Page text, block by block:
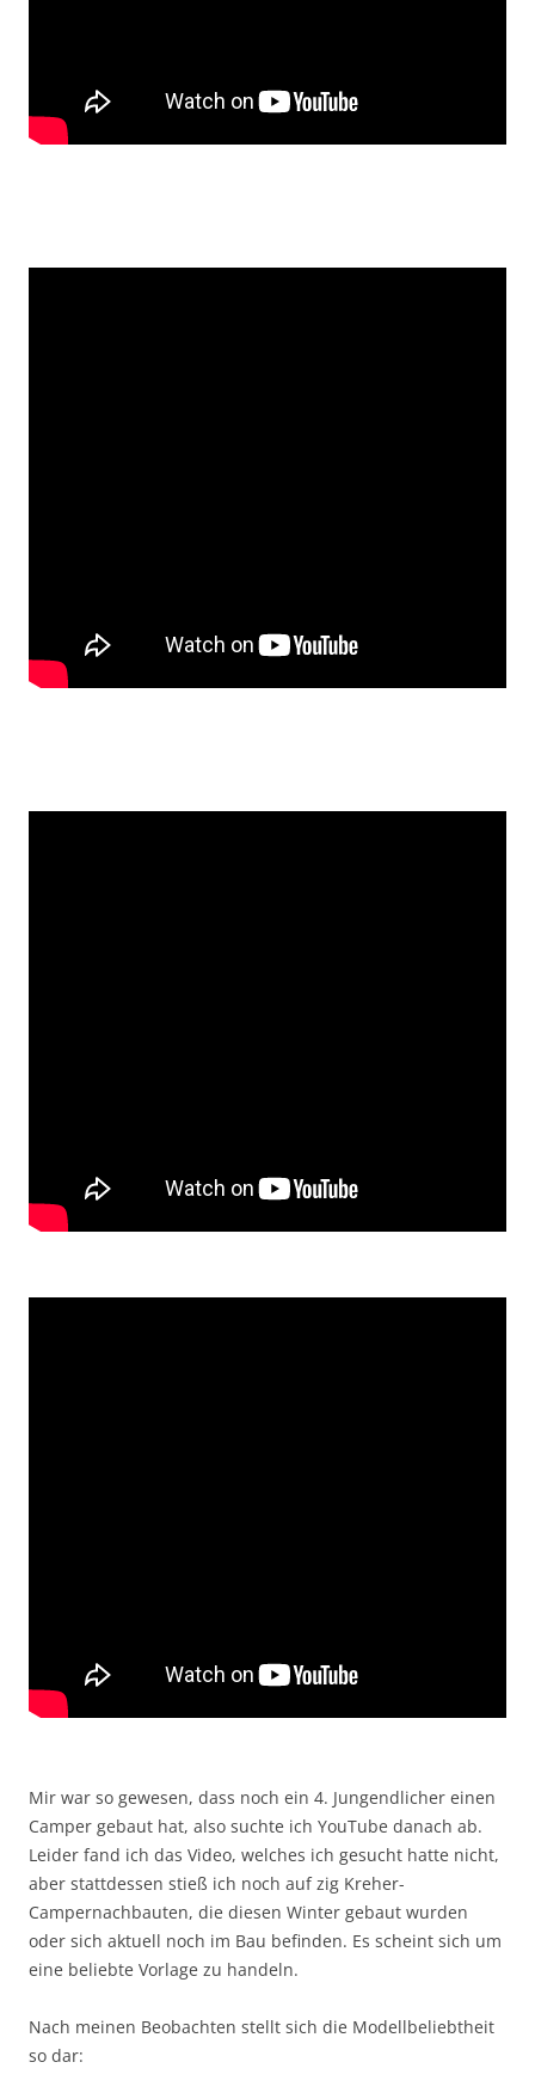
Mir war so gewesen, dass noch ein 4. Jungendlicher einen
Camper gebaut hat, also suchte ich YouTube danach ab.
Leider fand ich das Video, welches ich gesucht hatte nicht,
aber stattdessen stieß ich noch auf zig Kreher-
Campernachbauten, die diesen Winter gebaut wurden
oder sich aktuell noch im Bau befinden. Es scheint sich um
eine beliebte Vorlage zu handeln.
Nach meinen Beobachten stellt sich die Modellbeliebtheit
so dar: